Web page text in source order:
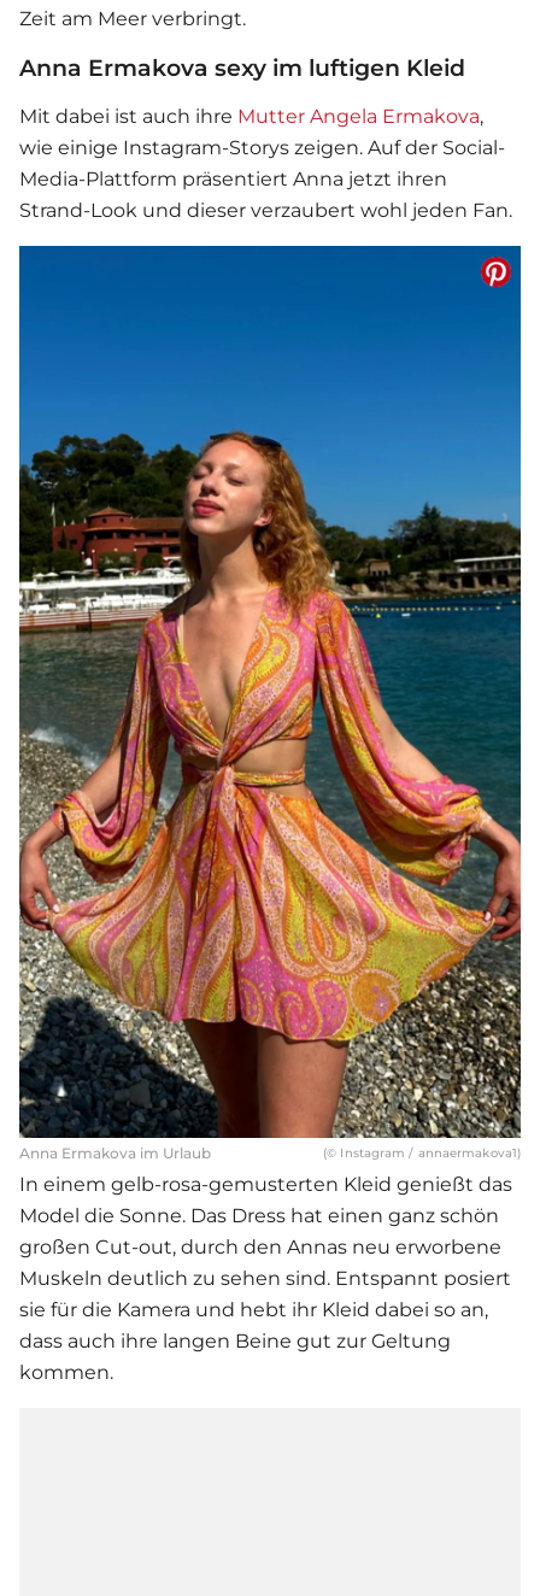
Zeit am Meer verbringt.
Anna Ermakova sexy im luftigen Kleid
Mit dabei ist auch ihre Mutter Angela Ermakova,
wie einige Instagram-Storys zeigen. Auf der Social-
Media-Plattform präsentiert Anna jetzt ihren
Strand-Look und dieser verzaubert wohl jeden Fan.
Anna Ermakova im Urlaub (© Instagram / annaermakova1)
In einem gelb-rosa-gemusterten Kleid genießt das
Model die Sonne. Das Dress hat einen ganz schön
großen Cut-out, durch den Annas neu erworbene
Muskeln deutlich zu sehen sind. Entspannt posiert
sie für die Kamera und hebt ihr Kleid dabei so an,
dass auch ihre langen Beine gut zur Geltung
kommen.